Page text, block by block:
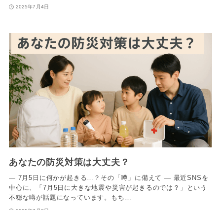
2025年7月4日
あなたの防災対策は大丈夫？
― 7月5日に何かが起きる…？その「噂」に備えて ― 最近SNSを
中心に、「7月5日に大きな地震や災害が起きるのでは？」という
不穏な噂が話題になっています。もち…